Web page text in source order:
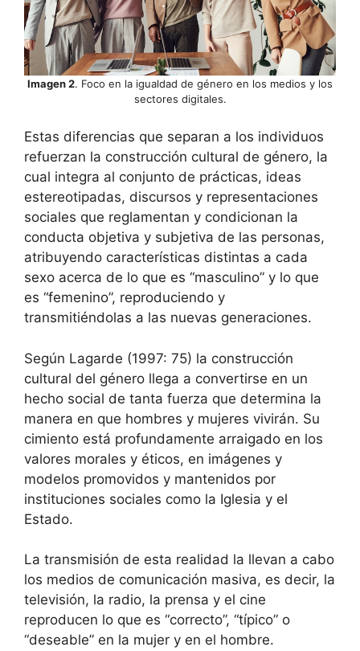
Imagen 2. Foco en la igualdad de género en los medios y los
sectores digitales.
Estas diferencias que separan a los individuos
refuerzan la construcción cultural de género, la
cual integra al conjunto de prácticas, ideas
estereotipadas, discursos y representaciones
sociales que reglamentan y condicionan la
conducta objetiva y subjetiva de las personas,
atribuyendo características distintas a cada
sexo acerca de lo que es “masculino” y lo que
es “femenino”, reproduciendo y
transmitiéndolas a las nuevas generaciones.
Según Lagarde (1997: 75) la construcción
cultural del género llega a convertirse en un
hecho social de tanta fuerza que determina la
manera en que hombres y mujeres vivirán. Su
cimiento está profundamente arraigado en los
valores morales y éticos, en imágenes y
modelos promovidos y mantenidos por
instituciones sociales como la Iglesia y el
Estado.
La transmisión de esta realidad la llevan a cabo
los medios de comunicación masiva, es decir, la
televisión, la radio, la prensa y el cine
reproducen lo que es “correcto”, “típico” o
“deseable” en la mujer y en el hombre.